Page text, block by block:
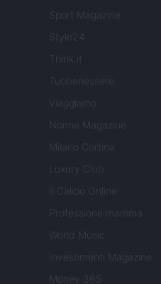
Sport Magazine
Style24
Think.it
Tuobenessere
Viaggiamo
Nonne Magazine
Milano Cortina
Luxury Club
Il Calcio Online
Professione mamma
World Music
Investimenti Magazine
Money 365